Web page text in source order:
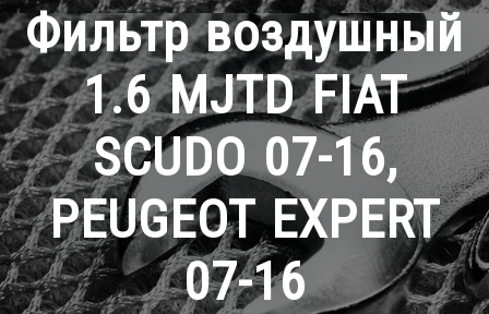
Фильтр воздушный
1.6 MJTD FIAT
SCUDO 07-16,
PEUGEOT EXPERT
07-16